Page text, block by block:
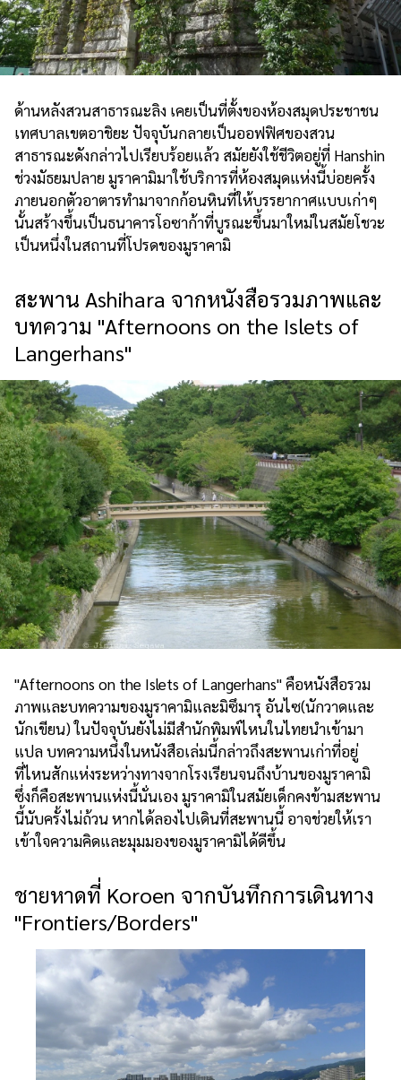
ด้านหลังสวนสาธารณะลิง เคยเป็นที่ตั้งของห้องสมุดประชาชน
เทศบาลเขตอาชิยะ ปัจจุบันกลายเป็นออฟฟิศของสวน
สาธารณะดังกล่าวไปเรียบร้อยแล้ว สมัยยังใช้ชีวิตอยู่ที่ Hanshin
ช่วงมัธยมปลาย มูราคามิมาใช้บริการที่ห้องสมุดแห่งนี้บ่อยครั้ง
ภายนอกตัวอาตารทำมาจากก้อนหินที่ให้บรรยากาศแบบเก่าๆ
นั้นสร้างขึ้นเป็นธนาคารโอซาก้าที่บูรณะขึ้นมาใหม่ในสมัยโชวะ
เป็นหนึ่งในสถานที่โปรดของมูราคามิ
สะพาน Ashihara จากหนังสือรวมภาพและ
บทความ "Afternoons on the Islets of
Langerhans"
"Afternoons on the Islets of Langerhans" คือหนังสือรวม
ภาพและบทความของมูราคามิและมิซึมารุ อันไซ(นักวาดและ
นักเขียน) ในปัจจุบันยังไม่มีสำนักพิมพ์ไหนในไทยนำเข้ามา
แปล บทความหนึ่งในหนังสือเล่มนี้กล่าวถึงสะพานเก่าที่อยู่
ที่ไหนสักแห่งระหว่างทางจากโรงเรียนจนถึงบ้านของมูราคามิ
ซึ่งก็คือสะพานแห่งนี้นั่นเอง มูราคามิในสมัยเด็กคงข้ามสะพาน
นี้นับครั้งไม่ถ้วน หากได้ลองไปเดินที่สะพานนี้ อาจช่วยให้เรา
เข้าใจความคิดและมุมมองของมูราคามิได้ดีขึ้น
ชายหาดที่ Koroen จากบันทึกการเดินทาง
"Frontiers/Borders"